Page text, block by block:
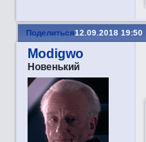
Поделиться12.09.2018 19:50
Modigwo
Новенький